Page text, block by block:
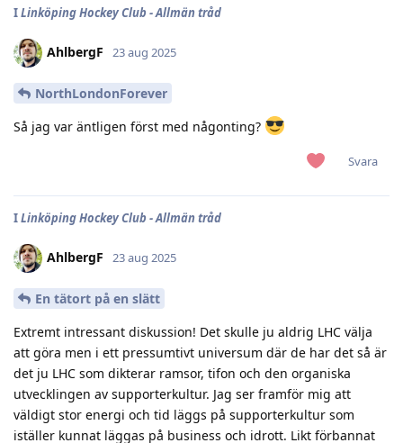
ILinköping Hockey Club - Allmän tråd
AhlbergF 23 aug 2025
NorthLondonForever
Så jag var äntligen först med någonting?
Svara
ILinköping Hockey Club - Allmän tråd
AhlbergF 23 aug 2025
En tätort på en slätt
Extremt intressant diskussion! Det skulle ju aldrig LHC välja
att göra men i ett pressumtivt universum där de har det så är
det ju LHC som dikterar ramsor, tifon och den organiska
utvecklingen av supporterkultur. Jag ser framför mig att
väldigt stor energi och tid läggs på supporterkultur som
iställer kunnat läggas på business och idrott. Likt förbannat